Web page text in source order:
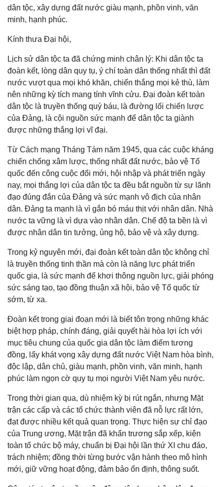
dân tộc, xây dựng đất nước giàu mạnh, phồn vinh, văn
minh, hạnh phúc.
Kính thưa Đại hội,
Lịch sử dân tộc ta đã chứng minh chân lý: Khi dân tộc ta
đoàn kết, lòng dân quy tụ, ý chí toàn dân thống nhất thì đất
nước vượt qua mọi khó khăn, chiến thắng mọi kẻ thù, làm
nên những kỳ tích mang tính vĩnh cửu. Đại đoàn kết toàn
dân tộc là truyền thống quý báu, là đường lối chiến lược
của Đảng, là cội nguồn sức mạnh để dân tộc ta giành
được những thắng lợi vĩ đại.
Từ Cách mạng Tháng Tám năm 1945, qua các cuộc kháng
chiến chống xâm lược, thống nhất đất nước, bảo vệ Tổ
quốc đến công cuộc đổi mới, hội nhập và phát triển ngày
nay, mọi thắng lợi của dân tộc ta đều bắt nguồn từ sự lãnh
đạo đúng đắn của Đảng và sức mạnh vô địch của nhân
dân. Đảng ta mạnh là vì gắn bó máu thịt với nhân dân. Nhà
nước ta vững là vì dựa vào nhân dân. Chế độ ta bền là vì
được nhân dân tin tưởng, ủng hộ, bảo vệ và xây dựng.
Trong kỷ nguyên mới, đại đoàn kết toàn dân tộc không chỉ
là truyền thống tinh thần mà còn là năng lực phát triển
quốc gia, là sức mạnh để khơi thông nguồn lực, giải phóng
sức sáng tạo, tạo đồng thuận xã hội, bảo vệ Tổ quốc từ
sớm, từ xa.
Đoàn kết trong giai đoạn mới là biết tôn trọng những khác
biệt hợp pháp, chính đáng, giải quyết hài hòa lợi ích với
mục tiêu chung của quốc gia dân tộc làm điểm tương
đồng, lấy khát vọng xây dựng đất nước Việt Nam hòa bình,
độc lập, dân chủ, giàu mạnh, phồn vinh, văn minh, hạnh
phúc làm ngọn cờ quy tụ mọi người Việt Nam yêu nước.
Trong thời gian qua, dù nhiệm kỳ bị rút ngắn, nhưng Mặt
trận các cấp và các tổ chức thành viên đã nỗ lực rất lớn,
đạt được nhiều kết quả quan trọng. Thực hiện sự chỉ đạo
của Trung ương, Mặt trận đã khẩn trương sắp xếp, kiện
toàn tổ chức bộ máy, chuẩn bị Đại hội lần thứ XI chu đáo,
trách nhiệm; đồng thời từng bước vận hành theo mô hình
mới, giữ vững hoạt động, đảm bảo ổn định, thông suốt.